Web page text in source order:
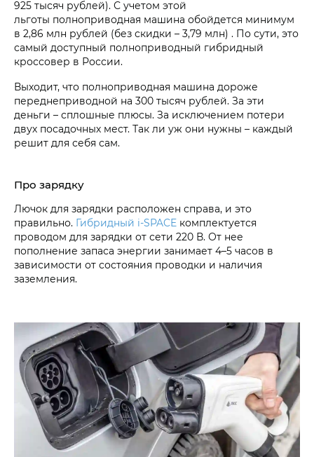
925 тысяч рублей). С учетом этой
льготы полноприводная машина обойдется минимум
в 2,86 млн рублей (без скидки – 3,79 млн) . По сути, это
самый доступный полноприводный гибридный
кроссовер в России.
Выходит, что полноприводная машина дороже
переднеприводной на 300 тысяч рублей. За эти
деньги – сплошные плюсы. За исключением потери
двух посадочных мест. Так ли уж они нужны – каждый
решит для себя сам.
Про зарядку
Лючок для зарядки расположен справа, и это
правильно. Гибридный i‑SPACE комплектуется
проводом для зарядки от сети 220 В. От нее
пополнение запаса энергии занимает 4–5 часов в
зависимости от состояния проводки и наличия
заземления.